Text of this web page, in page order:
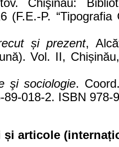
Chişinău:
(F.E.-P.
și prezent,
Vol. II,
şi sociologie.
89-018-2. ISBN 978-
și articole